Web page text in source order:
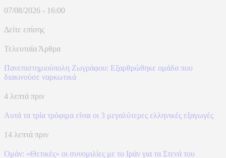
07/08/2026 - 16:00
Δείτε επίσης
Τελευταία Άρθρα
Πανεπιστημιούπολη Ζωγράφου: Εξαρθρώθηκε ομάδα που
διακινούσε ναρκωτικά
4 λεπτά πριν
Αυτά τα τρία τρόφιμα είναι οι 3 μεγαλύτερες ελληνικές εξαγωγές
14 λεπτά πριν
Ομάν: «Θετικές» οι συνομιλίες με το Ιράν για τα Στενά του